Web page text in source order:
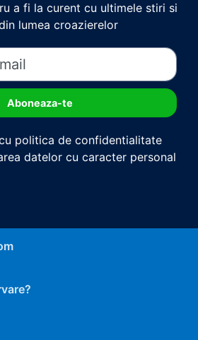
a fi la curent cu ultimele stiri si
lumea croazierelor
politica de confidentialitate
datelor cu caracter personal